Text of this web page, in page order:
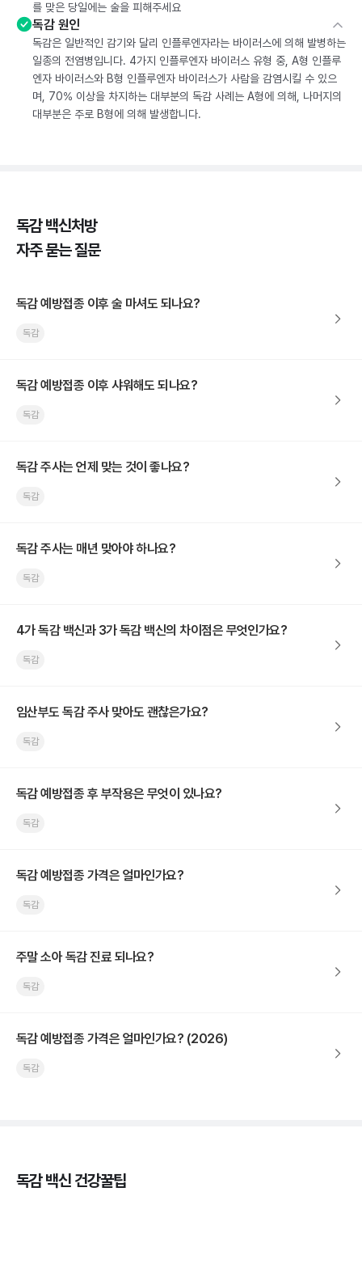
를 맞은 당일에는 술을 피해주세요
독감 원인
독감은 일반적인 감기와 달리 인플루엔자라는 바이러스에 의해 발병하는
일종의 전염병입니다. 4가지 인플루엔자 바이러스 유형 중, A형 인플루
엔자 바이러스와 B형 인플루엔자 바이러스가 사람을 감염시킬 수 있으
며, 70% 이상을 차지하는 대부분의 독감 사례는 A형에 의해, 나머지의
대부분은 주로 B형에 의해 발생합니다.
독감 백신처방
자주 묻는 질문
독감 예방접종 이후 술 마셔도 되나요?
독감
독감 예방접종 이후 샤워해도 되나요?
독감
독감 주사는 언제 맞는 것이 좋나요?
독감
독감 주사는 매년 맞아야 하나요?
독감
4가 독감 백신과 3가 독감 백신의 차이점은 무엇인가요?
독감
임산부도 독감 주사 맞아도 괜찮은가요?
독감
독감 예방접종 후 부작용은 무엇이 있나요?
독감
독감 예방접종 가격은 얼마인가요?
독감
주말 소아 독감 진료 되나요?
독감
독감 예방접종 가격은 얼마인가요? (2026)
독감
독감 백신 건강꿀팁